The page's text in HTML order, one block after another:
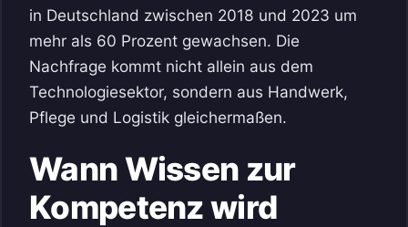
in Deutschland zwischen 2018 und 2023 um
mehr als 60 Prozent gewachsen. Die
Nachfrage kommt nicht allein aus dem
Technologiesektor, sondern aus Handwerk,
Pflege und Logistik gleichermaßen.
Wann Wissen zur
Kompetenz wird